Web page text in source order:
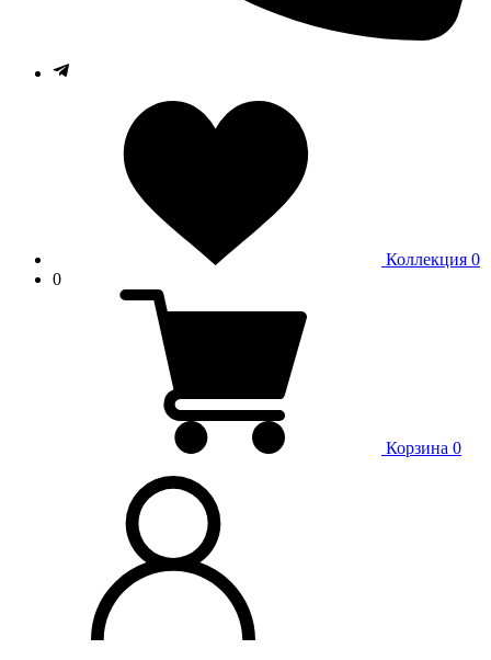
Коллекция 0
0
Корзина 0